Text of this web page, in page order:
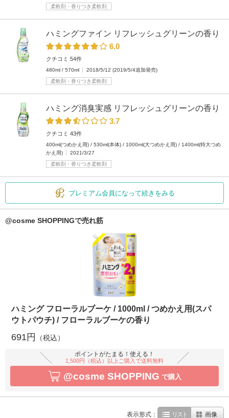
柔軟剤・香りつき柔軟剤
ハミングファイン リフレッシュグリーンの香り
6.0
クチコミ 54件
480ml / 570ml
2018/5/12 (2019/5/4追加発売)
柔軟剤・香りつき柔軟剤
ハミング消臭実感 リフレッシュグリーンの香り
3.7
クチコミ 43件
400ml(つめかえ用) / 530ml(本体) / 1000ml(大つめかえ用) / 1400ml(特大つめ
かえ用)
2021/3/27
柔軟剤・香りつき柔軟剤
プレミアム会員になって続きをみる
@cosme SHOPPINGで売れ筋
ハミング フローラルブーケ / 1000ml / つめかえ用(スパ
ウトパウチ) / フローラルブーケの香り
691円 （税込）
ポイントがたまる！使える！
1,500円（税込）以上ご購入で送料無料
@cosme SHOPPING で購入
表示形式： リスト 画像